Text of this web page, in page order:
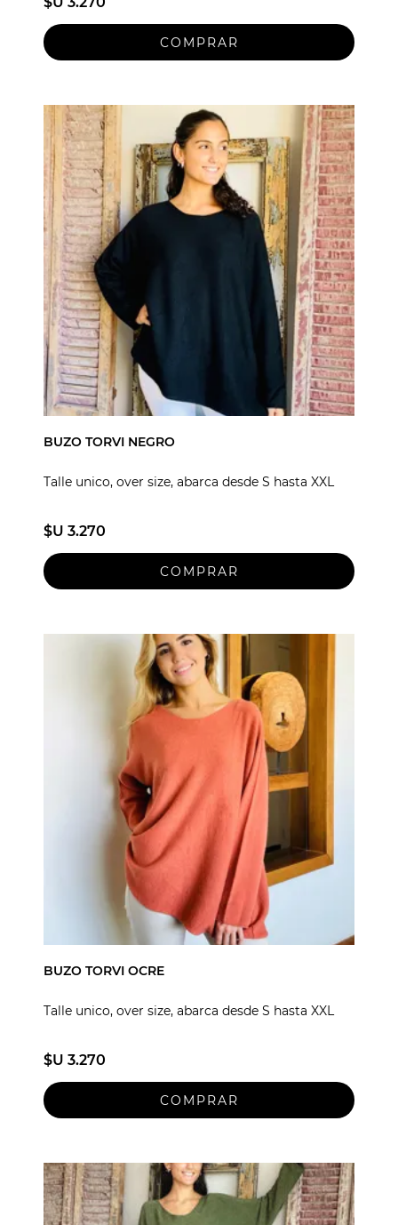
BUZO TORVI NEGRO
Talle unico, over size, abarca desde S hasta XXL
$U 3.270
BUZO TORVI OCRE
Talle unico, over size, abarca desde S hasta XXL
$U 3.270